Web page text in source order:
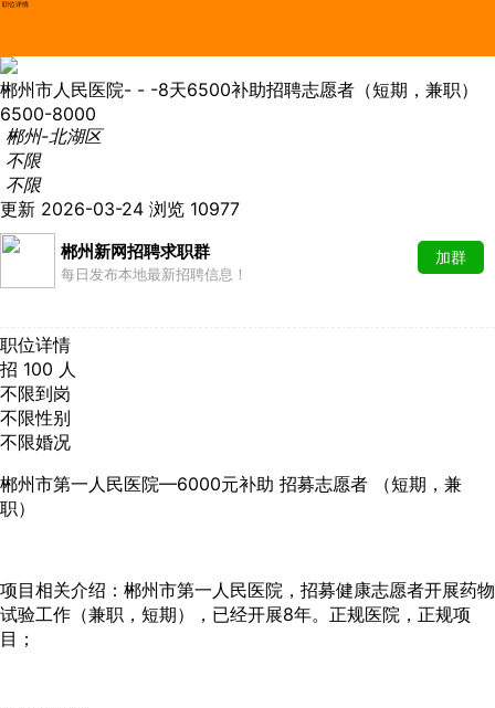
职位详情
郴州市人民医院- - -8天6500补助招聘志愿者（短期，兼职）
6500-8000
郴州-北湖区
不限
不限
更新 2026-03-24 浏览 10977
郴州新网招聘求职群
每日发布本地最新招聘信息！
加群
职位详情
招 100 人
不限到岗
不限性别
不限婚况
郴州市第一人民医院—6000元补助 招募志愿者 （短期，兼
职）
项目相关介绍：郴州市第一人民医院，招募健康志愿者开展药物
试验工作（兼职，短期），已经开展8年。正规医院，正规项
目；